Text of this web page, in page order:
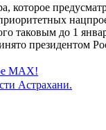
которое
таковым до 1
президентом
MAX!
Астрахани.